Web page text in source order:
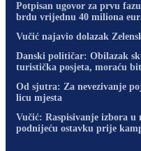
Potpisan ugovor za prvu
brdu vrijednu 40 miliona
Vučić najavio dolazak
Danski političar: Obilazak
turistička posjeta, moraću
Od sjutra: Za nevezivanje
licu mjesta
Vučić: Raspisivanje izbora
podnijeću ostavku prije